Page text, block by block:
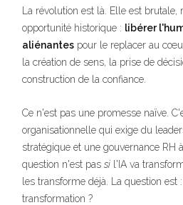
La révolution est là. Elle est
opportunité historique : libérer
aliénantes pour le replacer au
la création de sens, la prise de
construction de la confiance.
Ce n'est pas une promesse naïve.
organisationnelle qui exige du
stratégique et une gouvernance RH
question n'est passi l'IA va
les transforme déjà. La question est
transformation ?